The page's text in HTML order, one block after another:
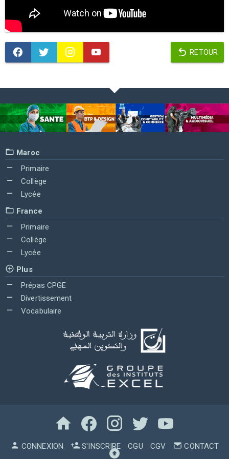
RETOUR
Maroc
Primaire
Collège
Lycée
France
Primaire
Collège
Lycée
Plus
Prépas CPGE
Divertissement
Vocabulaire
CONNEXION S'INSCRIRE CGU CGV CONTACT